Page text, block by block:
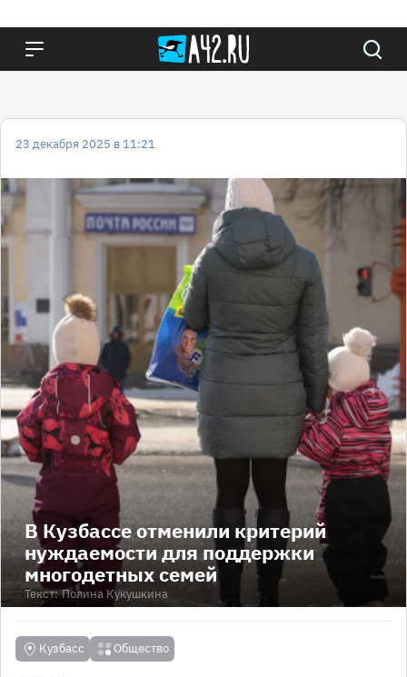
23 декабря 2025 в 11:21
В Кузбассе отменили критерий
нуждаемости для поддержки
многодетных семей
Текст: Полина Кукушкина
Кузбасс Общество